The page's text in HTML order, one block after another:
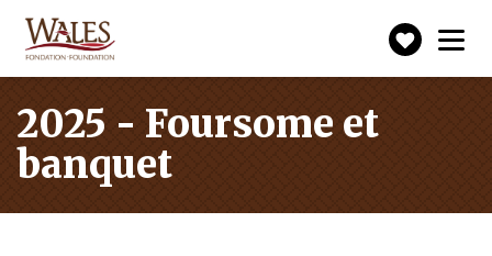
Faire
un
Toggle
navigation
2025 - Foursome et
banquet